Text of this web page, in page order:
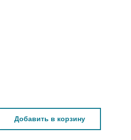
Добавить в корзину